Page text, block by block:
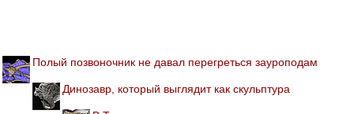
Полый позвоночник не давал перегреться зауроподам
Динозавр, который выглядит как скульптура